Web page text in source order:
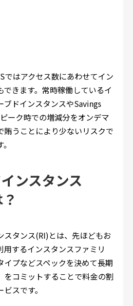
ではアクセス数にあわせてイン
できます。常時稼働しているイ
ブドインスタンスやSavings
ーク時での増減分をオンデマ
賄うことにより少ないリスクで
ンスタンス
スタンス(RI)とは、先ほどもお
用するインスタンスファミリ
イプなどスペックを決めて長期
をコミットすることで料金の割
スです。